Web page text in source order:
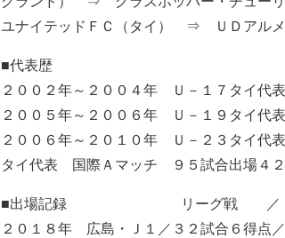
ユナイテッドＦＣ（タイ） ⇒ ＵＤアル
■代表歴
２００２年～２００４年 Ｕ－１７タイ代表
２００５年～２００６年 Ｕ－１９タイ代表
２００６年～２０１０年 Ｕ－２３タイ代表
タイ代表 国際Ａマッチ ９５試合出場４
■出場記録 リーグ戦 ／ カ
２０１８年 広島・Ｊ１／３２試合６得点